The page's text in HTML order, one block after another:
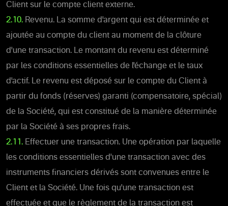
Client sur le compte client externe.
2.10. Revenu. La somme d'argent qui est déterminée et
ajoutée au compte du client au moment de la clôture
d'une transaction. Le montant du revenu est déterminé
par les conditions essentielles de l'échange et le taux
d'actif. Le revenu est déposé sur le compte du Client à
partir du fonds (réserves) garanti (compensatoire, spécial)
de la Société, qui est constitué de la manière déterminée
par la Société à ses propres frais.
2.11. Effectuer une transaction. Une opération par laquelle
les conditions essentielles d'une transaction avec des
instruments financiers dérivés sont convenues entre le
Client et la Société. Une fois qu'une transaction est
effectuée et que le règlement de la transaction est